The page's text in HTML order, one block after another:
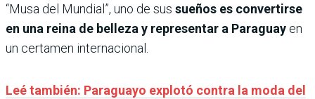
“Musa del Mundial”, uno de sus sueños es convertirse
en una reina de belleza y representar a Paraguay en
un certamen internacional.
Leé también: Paraguayo explotó contra la moda del